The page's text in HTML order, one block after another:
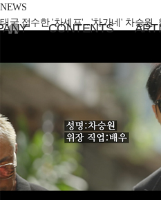
CONTENTS
NEWS
태국 접수한 '차셰프'...'차가네' 차승원,